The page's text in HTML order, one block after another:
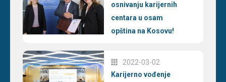
osnivanju karijernih
centara u osam
opština na Kosovu!
2022-03-02
Karijerno vođenje